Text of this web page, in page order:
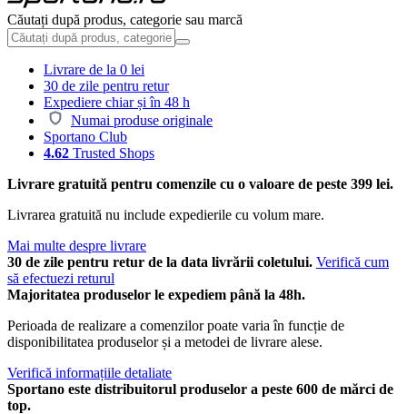
Căutați după produs, categorie sau marcă
Livrare de la 0 lei
30 de zile pentru retur
Expediere chiar și în 48 h
Numai produse originale
Sportano Club
4.62 Trusted Shops
Livrare gratuită pentru comenzile cu o valoare de peste 399 lei.
Livrarea gratuită nu include expedierile cu volum mare.
Mai multe despre livrare
30 de zile pentru retur de la data livrării coletului. Verifică cum
să efectuezi returul
Majoritatea produselor le expediem până la 48h.
Perioada de realizare a comenzilor poate varia în funcție de
disponibilitatea produselor și a metodei de livrare alese.
Verifică informațiile detaliate
Sportano este distribuitorul produselor a peste 600 de mărci de
top.